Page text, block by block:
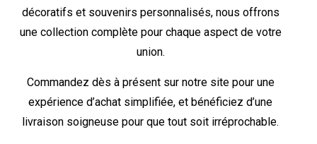
décoratifs et souvenirs personnalisés, nous offrons
une collection complète pour chaque aspect de votre
union.
Commandez dès à présent sur notre site pour une
expérience d’achat simplifiée, et bénéficiez d’une
livraison soigneuse pour que tout soit irréprochable.